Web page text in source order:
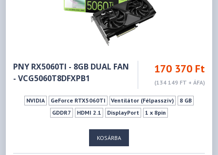
PNY RX5060TI - 8GB DUAL FAN
- VCG5060T8DFXPB1
170 370 Ft
(134 149 FT + ÁFA)
NVIDIA GeForce RTX5060TI Ventilátor (Félpasszív)
8 GB
GDDR7
HDMI 2.1 DisplayPort 1 x 8pin
KOSÁRBA